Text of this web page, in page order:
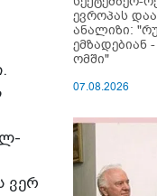
ვერ
ევროპას
ანალიზი:
ემზადებიან
ომში"
07.08.2026